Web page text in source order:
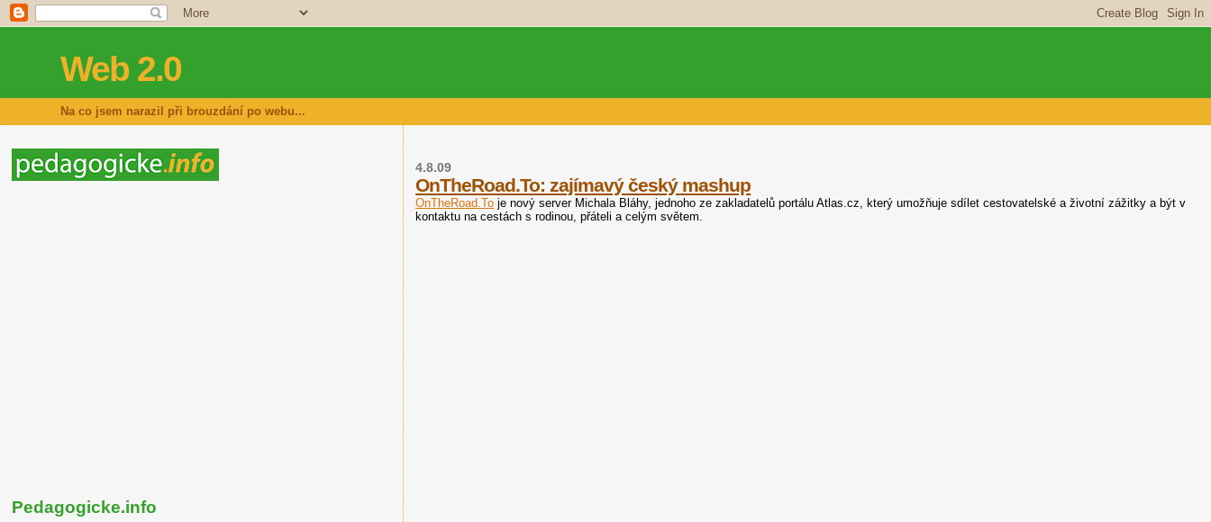
Web 2.0
Na co jsem narazil při brouzdání po webu...
4.8.09
OnTheRoad.To: zajímavý český mashup
OnTheRoad.To je nový server Michala Bláhy, jednoho ze zakladatelů portálu Atlas.cz, který umožňuje sdílet cestovatelské a životní zážitky a být v
kontaktu na cestách s rodinou, přáteli a celým světem.
Pedagogicke.info